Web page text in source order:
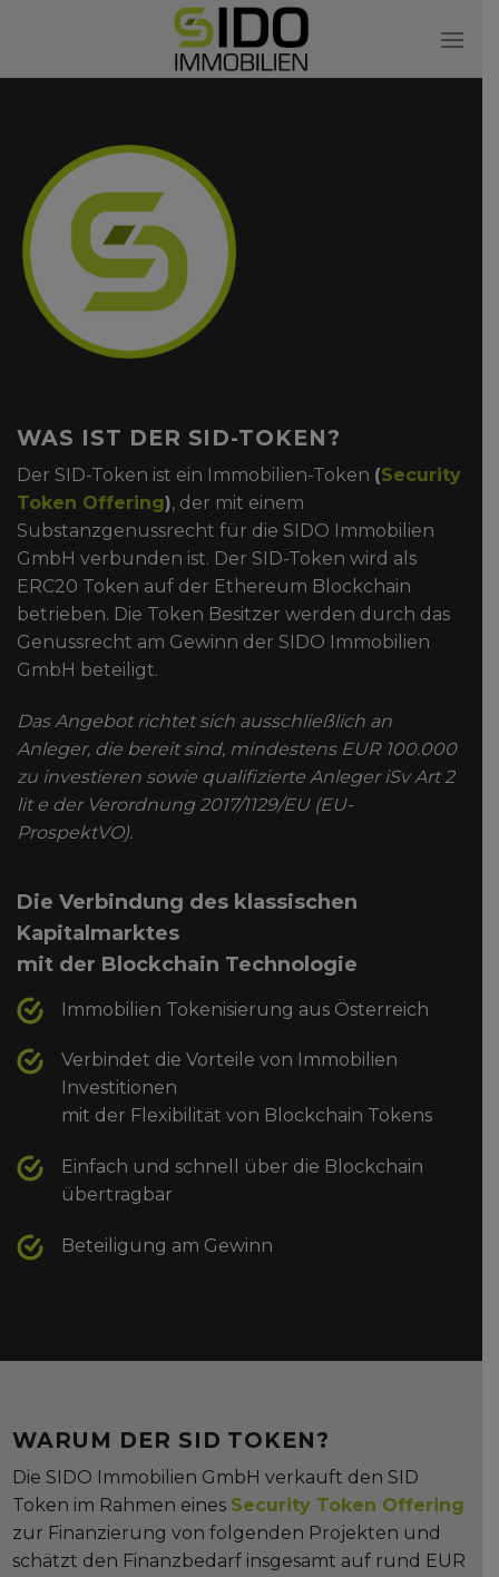
WAS IST DER SID-TOKEN?
Der SID-Token ist ein Immobilien-Token (Security
Token Offering), der mit einem
Substanzgenussrecht für die SIDO Immobilien
GmbH verbunden ist. Der SID-Token wird als
ERC20 Token auf der Ethereum Blockchain
betrieben. Die Token Besitzer werden durch das
Genussrecht am Gewinn der SIDO Immobilien
GmbH beteiligt.
Das Angebot richtet sich ausschließlich an
Anleger, die bereit sind, mindestens EUR 100.000
zu investieren sowie qualifizierte Anleger iSv Art 2
lit e der Verordnung 2017/1129/EU (EU-
ProspektVO).
Die Verbindung des klassischen
Kapitalmarktes
mit der Blockchain Technologie
Immobilien Tokenisierung aus Österreich
Verbindet die Vorteile von Immobilien
Investitionen
mit der Flexibilität von Blockchain Tokens
Einfach und schnell über die Blockchain
übertragbar
Beteiligung am Gewinn
WARUM DER SID TOKEN?
Die SIDO Immobilien GmbH verkauft den SID
Token im Rahmen eines Security Token Offering
zur Finanzierung von folgenden Projekten und
schätzt den Finanzbedarf insgesamt auf rund EUR